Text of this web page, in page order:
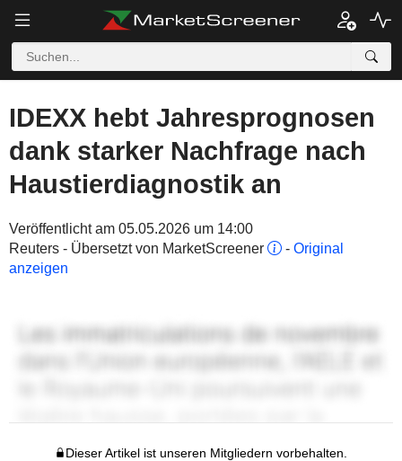
IDEXX hebt Jahresprognosen
dank starker Nachfrage nach
Haustierdiagnostik an
Veröffentlicht am 05.05.2026 um 14:00
Reuters - Übersetzt von MarketScreener
- Original
anzeigen
Dieser Artikel ist unseren Mitgliedern vorbehalten.